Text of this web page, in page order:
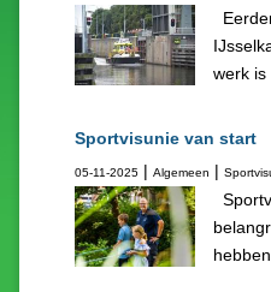
werk is
Sportvisunie van start
05-11-2025 | Algemeen |